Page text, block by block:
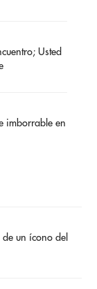
Usted
imborrable en
un ícono del